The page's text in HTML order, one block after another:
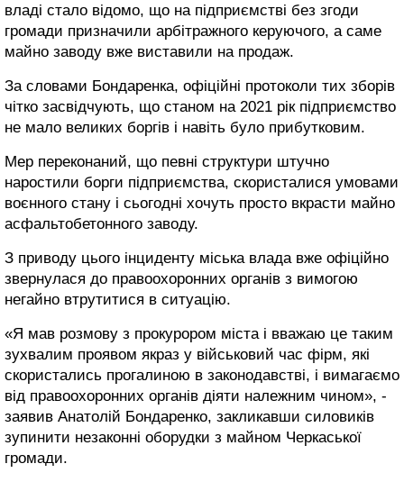
владі стало відомо, що на підприємстві без згоди
громади призначили арбітражного керуючого, а саме
майно заводу вже виставили на продаж.
За словами Бондаренка, офіційні протоколи тих зборів
чітко засвідчують, що станом на 2021 рік підприємство
не мало великих боргів і навіть було прибутковим.
Мер переконаний, що певні структури штучно
наростили борги підприємства, скористалися умовами
воєнного стану і сьогодні хочуть просто вкрасти майно
асфальтобетонного заводу.
З приводу цього інциденту міська влада вже офіційно
звернулася до правоохоронних органів з вимогою
негайно втрутитися в ситуацію.
«Я мав розмову з прокурором міста і вважаю це таким
зухвалим проявом якраз у військовий час фірм, які
скористались прогалиною в законодавстві, і вимагаємо
від правоохоронних органів діяти належним чином», -
заявив Анатолій Бондаренко, закликавши силовиків
зупинити незаконні оборудки з майном Черкаської
громади.